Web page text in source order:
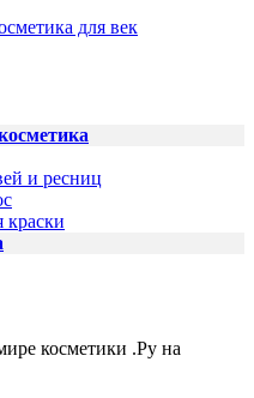
для век
и ресниц
краски